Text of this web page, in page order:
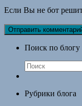
Если Вы не бот
Поиск по блогу
Рубрики блога